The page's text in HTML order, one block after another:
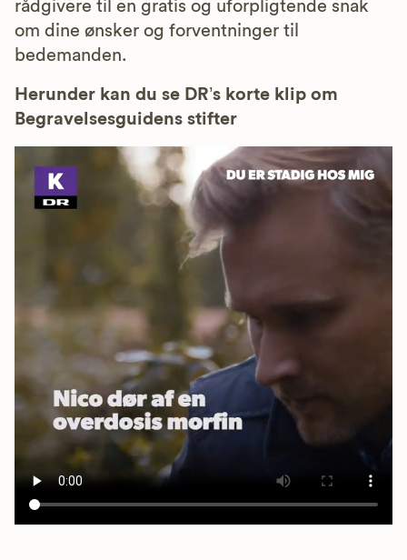
rådgivere til en gratis og uforpligtende snak
om dine ønsker og forventninger til
bedemanden.
Herunder kan du se DR’s korte klip om
Begravelsesguidens stifter